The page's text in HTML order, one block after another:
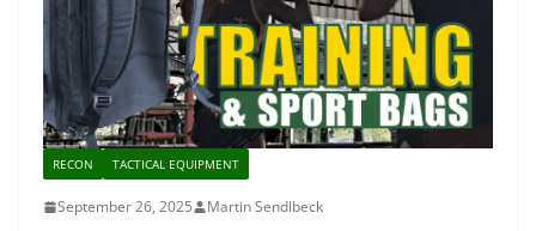
RECON TACTICAL EQUIPMENT
September 26, 2025 Martin Sendlbeck